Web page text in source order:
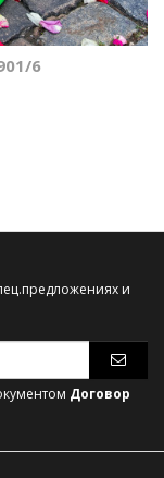
6
и
Договор